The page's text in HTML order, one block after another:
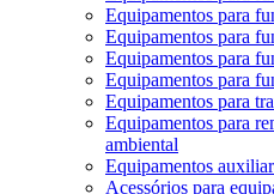
Equipamentos para
Equipamentos para
Equipamentos para
Equipamentos para
Equipamentos para
Equipamentos para
ambiental
Equipamentos
Acessórios para